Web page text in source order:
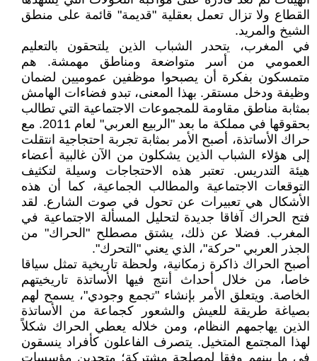
القطاع ولا تزال تعمل بعقلية "قديمة" قائمة على منطق
الشيخ والمريد.
في المغرب، يتحدر الشباب الذين يلتحقون بالتعليم
العمومي من أسر متواضعة ومناطق مهمشة. هم
متمسكون بفكرة أن يصبحوا موظفين عموميين لضمان
وظيفة ودخل مستقر. بهذا المعنى، تبدو فضاءات الهامش
بمثابة مناطق مقاومة للمجموعات الاجتماعية التي تطالب
بحقوقها في مملكة ما بعد "الربيع العربي" لعام 2011. مع
حراك الأساتذة، أصبح الأمر بمثابة تجربة احتجاجية انتقلت
إلى هؤلاء الشباب الذين يشكلون من الآن غالبية أعضاء
هيئة التدريس. تعتبر هذه الاحتجاجات وسيلة لتكثيف
التوقعات الاجتماعية والمطالب الجماعية، كما أن هذه
الأشكال هي تعبيرات عن تحول في صوت الشارع. لقد
فتح الحراك آفاقا جديدة لتحليل المسألة الاجتماعية في
المغرب. فضلا عن ذلك، يشتق مصطلح "الحراك" من
الجذر العربي "حركة"، الذي يعني "التحرك".
أصبح الحراك ذاكرة زمكانية، ولحظة تاريخية تمثل سياقا
خاصا، من خلال أحداث أنتج فيها الأساتذة تاريخيتهم
الخاصة. ويتعلق الأمر بإنشاء "تجمع وجودي"، يسمح لهم
بصياغة طريقة للعيش والشعور كجماعة من الأساتذة
الذين يهاجمهم النظام، ومن خلاله يعطي الحراك شكلاً
لهذا المجتمع المتخيل. يتصرف الفاعلون كأفراد ينسقون
في ما بينهم وفقا لمصلحة مشتركة؛ متحدين مؤسسات